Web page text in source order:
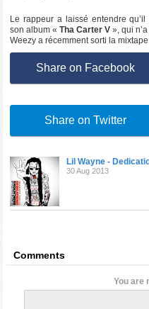
Le rappeur a laissé entendre
son album « Tha Carter V », qui
Weezy a récemment sorti la
Share on Facebook
Share on Twitter
Lil Wayne -
30 Aug 2013
Comments
You are